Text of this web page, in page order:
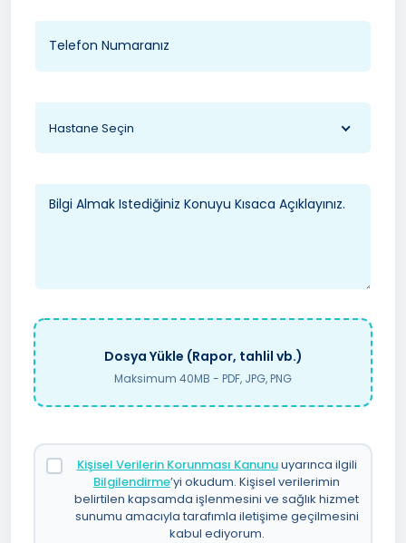
Hastane Seçin
Dosya Yükle (Rapor, tahlil vb.)
Maksimum 40MB - PDF, JPG, PNG
Kişisel Verilerin Korunması Kanunuuyarınca ilgili
Bilgilendirme’yi okudum. Kişisel verilerimin
belirtilen kapsamda işlenmesini ve sağlık hizmet
sunumu amacıyla tarafımla iletişime geçilmesini
kabul ediyorum.